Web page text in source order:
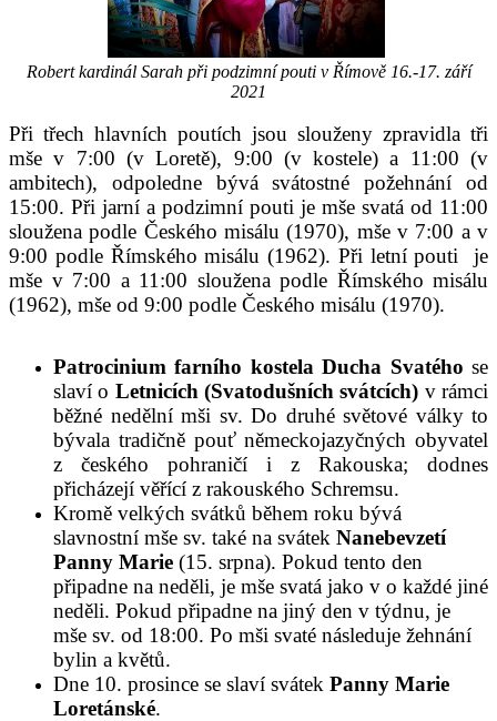
Robert kardinál Sarah při podzimní pouti v Římově 16.-17. září
2021
Při třech hlavních poutích jsou slouženy zpravidla tři
mše v 7:00 (v Loretě), 9:00 (v kostele) a 11:00 (v
ambitech), odpoledne bývá svátostné požehnání od
15:00. Při jarní a podzimní pouti je mše svatá od 11:00
sloužena podle Českého misálu (1970), mše v 7:00 a v
9:00 podle Římského misálu (1962). Při letní pouti je
mše v 7:00 a 11:00 sloužena podle Římského misálu
(1962), mše od 9:00 podle Českého misálu (1970).
Patrocinium farního kostela Ducha Svatého se
slaví o Letnicích (Svatodušních svátcích) v rámci
běžné nedělní mši sv. Do druhé světové války to
bývala tradičně pouť německojazyčných obyvatel
z českého pohraničí i z Rakouska; dodnes
přicházejí věřící z rakouského Schremsu.
Kromě velkých svátků během roku bývá
slavnostní mše sv. také na svátek Nanebevzetí
Panny Marie (15. srpna). Pokud tento den
připadne na neděli, je mše svatá jako v o každé jiné
neděli. Pokud připadne na jiný den v týdnu, je
mše sv. od 18:00. Po mši svaté následuje žehnání
bylin a květů.
Dne 10. prosince se slaví svátek Panny Marie
Loretánské.